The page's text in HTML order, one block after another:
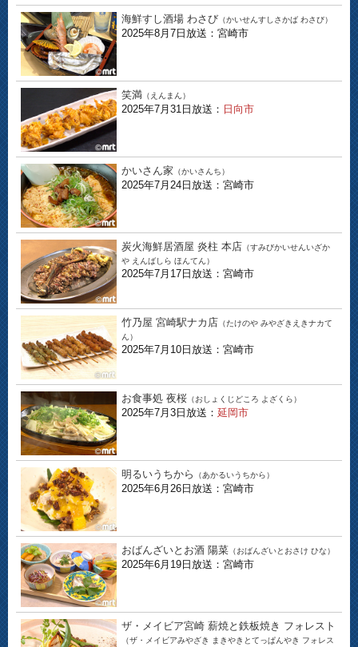
海鮮すし酒場 わさび （かいせんすしさかば わさび）
2025年8月7日放送：宮崎市
笑満 （えんまん）
2025年7月31日放送： 日向市
かいさん家 （かいさんち）
2025年7月24日放送：宮崎市
炭火海鮮居酒屋 炎柱 本店 （すみびかいせんいざか
や えんばしら ほんてん）
2025年7月17日放送：宮崎市
竹乃屋 宮崎駅ナカ店 （たけのや みやざきえきナカて
ん）
2025年7月10日放送：宮崎市
お食事処 夜桜 （おしょくじどころ よざくら）
2025年7月3日放送： 延岡市
明るいうちから （あかるいうちから）
2025年6月26日放送：宮崎市
おばんざいとお酒 陽菜 （おばんざいとおさけ ひな）
2025年6月19日放送：宮崎市
ザ・メイビア宮崎 薪焼と鉄板焼き フォレスト
（ザ・メイビアみやざき まきやきとてっぱんやき フォレス